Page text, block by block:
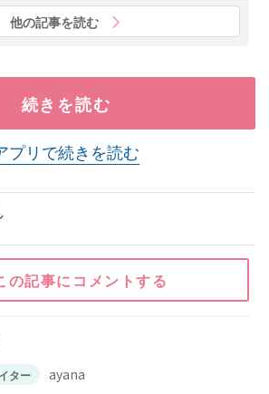
他の記事を読む
続きを読む
プリで続きを読む
の記事にコメントする
ター ayana